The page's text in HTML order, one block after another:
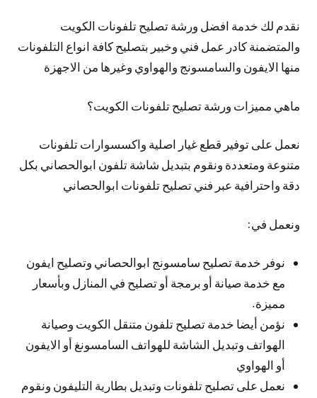
نقدم لك خدمة افضل ورشة تصليح تلفونات الكويت
والمتضمنة كادر عمل فني وخبير بتصليح كافة انواع التلفونات
منها الايفون والسامسونج والهواوي وغيرها من الاجهزة
ماهي مميزات ورشة تصليح تلفونات الكويت؟
نعمل على توفير قطع غيار اصلية واكسسوارات تلفونات
متنوعة ومتعددة ونقوم بتبديل شاشة تلفون ابوالحصاني بكل
دقة واحترافية عبر فني تصليح تلفونات ابوالحصاني
ونعمل في:
نوفر خدمة تصليح سامسونج ابوالحصاني وتصليح ايفون
مع خدمة صيانة أو برمجة أو تصليح في المنازل وبأسعار
مميزة.
نؤمن أيضا خدمة تصليح تلفون متنقل الكويت وصيانة
الهواتف وتبديل الشاشة للهواتف السامسونغ أو الايفون
أو الهواوي
نعمل على تصليح تلفونات وتبديل بطارية التليفون ونقوم